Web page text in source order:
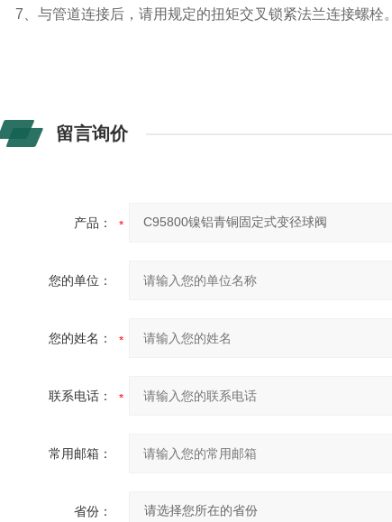
7、与管道连接后，请用规定的扭矩交叉锁紧法兰连接螺栓。
留言询价
产品：
您的单位：
您的姓名：
联系电话：
常用邮箱：
省份：